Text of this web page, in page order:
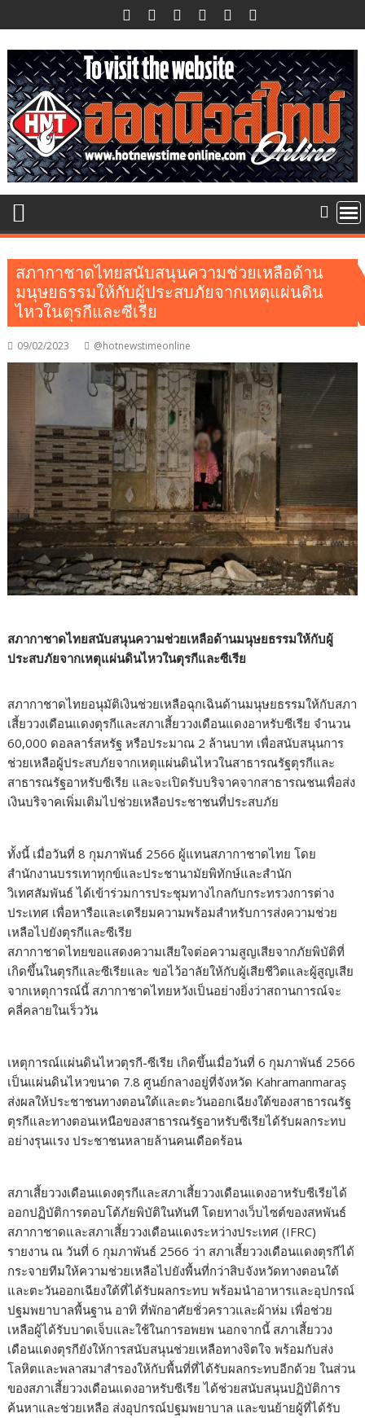
to
content
สภากาชาดไทยสนับสนุนความช่วยเหลือด้าน
มนุษยธรรมให้กับผู้ประสบภัยจากเหตุแผ่นดิน
ไหวในตุรกีและซีเรีย
09/02/2023 @hotnewstimeonline
สภากาชาดไทยสนับสนุนความช่วยเหลือด้านมนุษยธรรมให้กับผู้
ประสบภัยจากเหตุแผ่นดินไหวในตุรกีและซีเรีย
สภากาชาดไทยอนุมัติเงินช่วยเหลือฉุกเฉินด้านมนุษยธรรมให้กับสภา
เสี้ยววงเดือนแดงตุรกีและสภาเสี้ยววงเดือนแดงอาหรับซีเรีย จำนวน
60,000 ดอลลาร์สหรัฐ หรือประมาณ 2 ล้านบาท เพื่อสนับสนุนการ
ช่วยเหลือผู้ประสบภัยจากเหตุแผ่นดินไหวในสาธารณรัฐตุรกีและ
สาธารณรัฐอาหรับซีเรีย และจะเปิดรับบริจาคจากสาธารณชนเพื่อส่ง
เงินบริจาคเพิ่มเติมไปช่วยเหลือประชาชนที่ประสบภัย
ทั้งนี้ เมื่อวันที่ 8 กุมภาพันธ์ 2566 ผู้แทนสภากาชาดไทย โดย
สำนักงานบรรเทาทุกข์และประชานามัยพิทักษ์และสำนัก
วิเทศสัมพันธ์ ได้เข้าร่วมการประชุมทางไกลกับกระทรวงการต่าง
ประเทศ เพื่อหารือและเตรียมความพร้อมสำหรับการส่งความช่วย
เหลือไปยังตุรกีและซีเรีย
สภากาชาดไทยขอแสดงความเสียใจต่อความสูญเสียจากภัยพิบัติที่
เกิดขึ้นในตุรกีและซีเรียและ ขอไว้อาลัยให้กับผู้เสียชีวิตและผู้สูญเสีย
จากเหตุการณ์นี้ สภากาชาดไทยหวังเป็นอย่างยิ่งว่าสถานการณ์จะ
คลี่คลายในเร็ววัน
เหตุการณ์แผ่นดินไหวตุรกี-ซีเรีย เกิดขึ้นเมื่อวันที่ 6 กุมภาพันธ์ 2566
เป็นแผ่นดินไหวขนาด 7.8 ศูนย์กลางอยู่ที่จังหวัด Kahramanmaraş
ส่งผลให้ประชาชนทางตอนใต้และตะวันออกเฉียงใต้ของสาธารณรัฐ
ตุรกีและทางตอนเหนือของสาธารณรัฐอาหรับซีเรียได้รับผลกระทบ
อย่างรุนแรง ประชาชนหลายล้านคนเดือดร้อน
สภาเสี้ยววงเดือนแดงตุรกีและสภาเสี้ยววงเดือนแดงอาหรับซีเรียได้
ออกปฏิบัติการตอบโต้ภัยพิบัติในทันที โดยทางเว็บไซต์ของสหพันธ์
สภากาชาดและสภาเสี้ยววงเดือนแดงระหว่างประเทศ (IFRC)
รายงาน ณ วันที่ 6 กุมภาพันธ์ 2566 ว่า สภาเสี้ยววงเดือนแดงตุรกีได้
กระจายทีมให้ความช่วยเหลือไปยังพื้นที่กว่าสิบจังหวัดทางตอนใต้
และตะวันออกเฉียงใต้ที่ได้รับผลกระทบ พร้อมนำอาหารและอุปกรณ์
ปฐมพยาบาลพื้นฐาน อาทิ ที่พักอาศัยชั่วคราวและผ้าห่ม เพื่อช่วย
เหลือผู้ได้รับบาดเจ็บและใช้ในการอพยพ นอกจากนี้ สภาเสี้ยววง
เดือนแดงตุรกียังให้การสนับสนุนช่วยเหลือทางจิตใจ พร้อมกับส่ง
โลหิตและพลาสมาสำรองให้กับพื้นที่ที่ได้รับผลกระทบอีกด้วย ในส่วน
ของสภาเสี้ยววงเดือนแดงอาหรับซีเรีย ได้ช่วยสนับสนุนปฏิบัติการ
ค้นหาและช่วยเหลือ ส่งอุปกรณ์ปฐมพยาบาล และขนย้ายผู้ที่ได้รับ